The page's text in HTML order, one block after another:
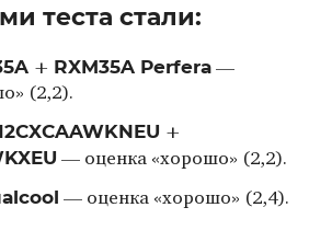
теста стали:
+ RXM35A Perfera—
(2,2).
+
— оценка «хорошо» (2,2).
— оценка «хорошо» (2,4).